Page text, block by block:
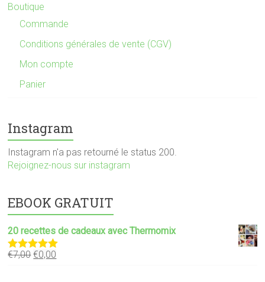
Boutique
Commande
Conditions générales de vente (CGV)
Mon compte
Panier
Instagram
Instagram n'a pas retourné le status 200.
Rejoignez-nous sur instagram
EBOOK GRATUIT
20 recettes de cadeaux avec Thermomix
Note5.00
€7,00 €0,00